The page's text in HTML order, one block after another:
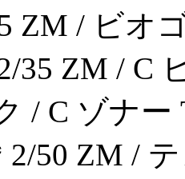
ZM / ビオ
35 ZM / C
/ C ゾナ
50 ZM /